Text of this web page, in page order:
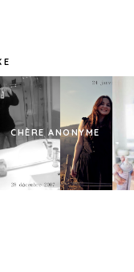
CHÈRE ANONYME